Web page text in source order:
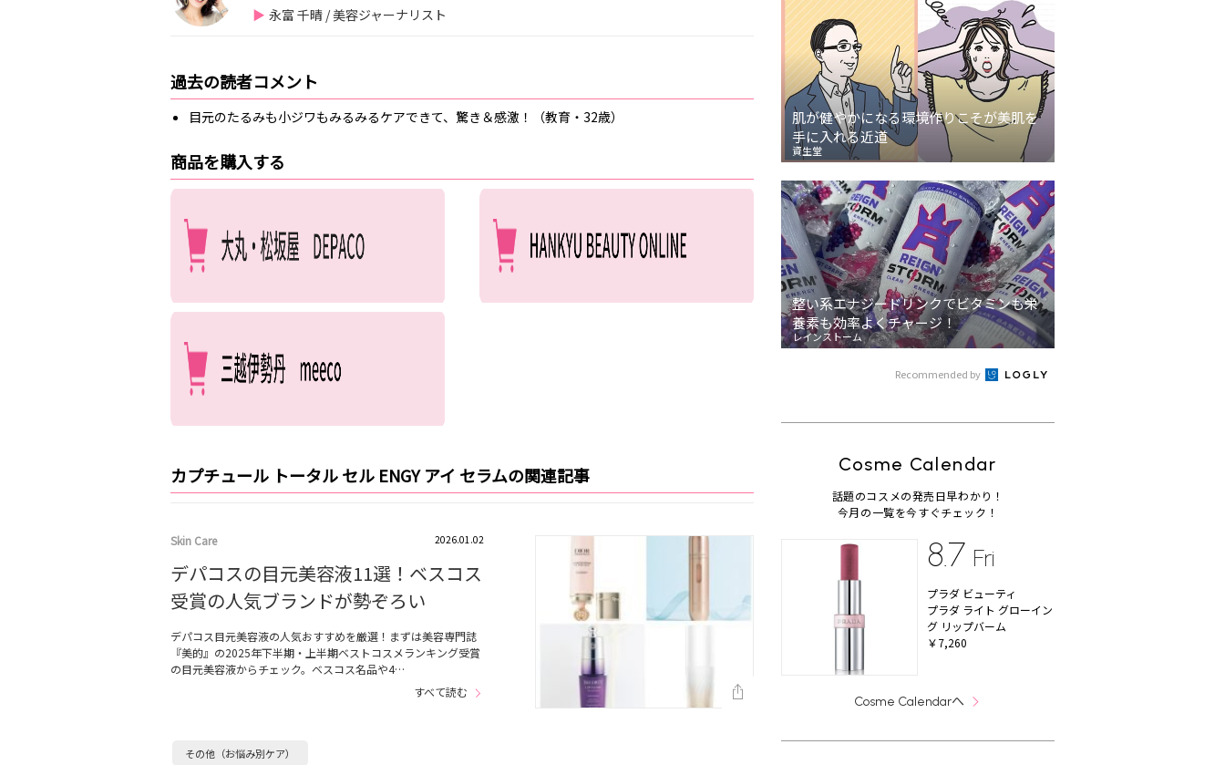
永富 千晴 / 美容ジャーナリスト
過去の読者コメント
目元のたるみも小ジワもみるみるケアできて、驚き＆感激！（教育・32歳）
商品を購入する
カプチュール トータル セル ENGY アイ セラムの関連記事
Skin Care 2026.01.02
デパコスの目元美容液11選！ベスコス
受賞の人気ブランドが勢ぞろい
デパコス目元美容液の人気おすすめを厳選！まずは美容専門誌
『美的』の2025年下半期・上半期ベストコスメランキング受賞
の目元美容液からチェック。ベスコス名品や4…
すべて読む
その他（お悩み別ケア）
肌が健やかになる環境作りこそが美肌を
手に入れる近道
資生堂
整い系エナジードリンクでビタミンも栄
養素も効率よくチャージ！
レインストーム
Recommended by
Cosme Calendar
話題のコスメの発売日早わかり！
今月の一覧を今すぐチェック！
8.7 Fri
プラダ ビューティ
プラダ ライト グローイン
グ リップバーム
￥7,260
Cosme Calendarへ